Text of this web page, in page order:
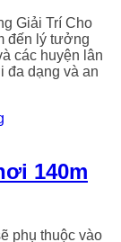
Giải Trí Cho
đến lý tưởng
các huyện lân
đa dạng và an
140m
phụ thuộc vào